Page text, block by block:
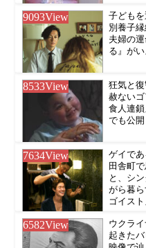
9093View
子ども
別養子
夫婦の
る』が
8533View
狂気と
赦ない
食人連
でも公開
7634View
ゲイで
田舎町
と、シ
がら暮
ゴイス
6582View
ウクラ
起きた